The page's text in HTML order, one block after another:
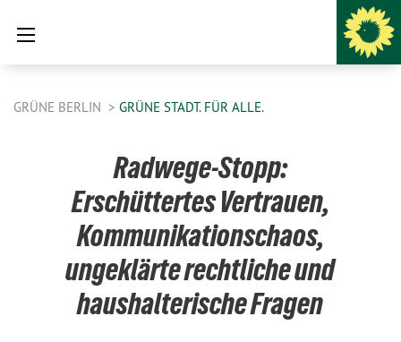
GRÜNE BERLIN GRÜNE STADT. FÜR ALLE.
Radwege-Stopp:
Erschüttertes Vertrauen,
Kommunikationschaos,
ungeklärte rechtliche und
haushalterische Fragen